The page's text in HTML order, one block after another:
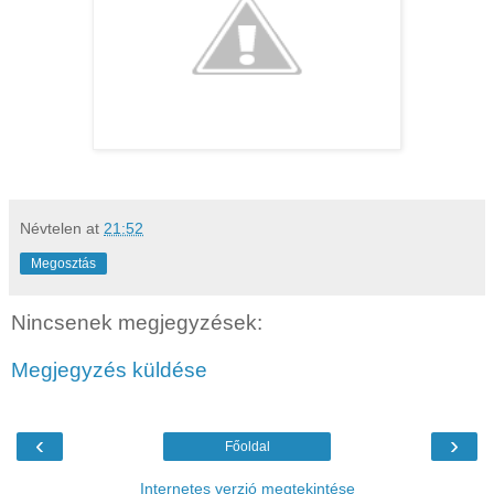
Névtelen at 21:52
Megosztás
Nincsenek megjegyzések:
Megjegyzés küldése
‹ ›
Főoldal
Internetes verzió megtekintése